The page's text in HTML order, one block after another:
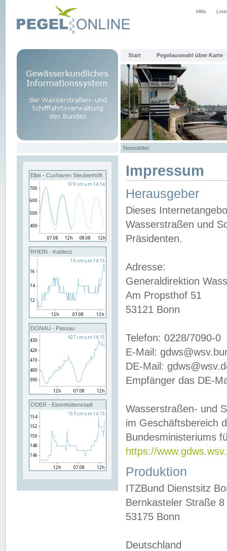
Hilfe
Start Pegelauswahl über Karte
Newsletter
Elbe - Cuxhaven Steubenhöft
RHEIN - Koblenz
DONAU - Passau
ODER - Eisenhüttenstadt
Impressum
Herausgeber
Dieses
Wasserstraßen und
Präsidenten.
Adresse:
Generaldirektion
Am Propsthof 51
53121 Bonn
Telefon: 0228/7090-0
E-Mail:
DE-Mail:
Empfänger das DE-
Wasserstraßen- und
im Geschäftsbereich
Bundesministeriums
https://
Produktion
ITZBund Dienstsitz
Bernkasteler Straße 8
53175 Bonn
Deutschland